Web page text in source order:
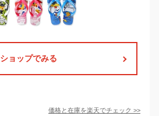
ショップでみる
価格と在庫を楽天でチェック >>